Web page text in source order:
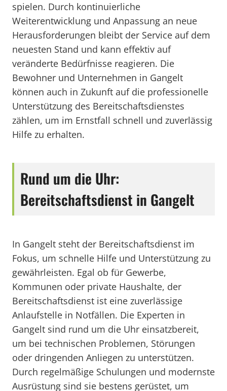
spielen. Durch kontinuierliche
Weiterentwicklung und Anpassung an neue
Herausforderungen bleibt der Service auf dem
neuesten Stand und kann effektiv auf
veränderte Bedürfnisse reagieren. Die
Bewohner und Unternehmen in Gangelt
können auch in Zukunft auf die professionelle
Unterstützung des Bereitschaftsdienstes
zählen, um im Ernstfall schnell und zuverlässig
Hilfe zu erhalten.
Rund um die Uhr:
Bereitschaftsdienst in Gangelt
In Gangelt steht der Bereitschaftsdienst im
Fokus, um schnelle Hilfe und Unterstützung zu
gewährleisten. Egal ob für Gewerbe,
Kommunen oder private Haushalte, der
Bereitschaftsdienst ist eine zuverlässige
Anlaufstelle in Notfällen. Die Experten in
Gangelt sind rund um die Uhr einsatzbereit,
um bei technischen Problemen, Störungen
oder dringenden Anliegen zu unterstützen.
Durch regelmäßige Schulungen und modernste
Ausrüstung sind sie bestens gerüstet, um